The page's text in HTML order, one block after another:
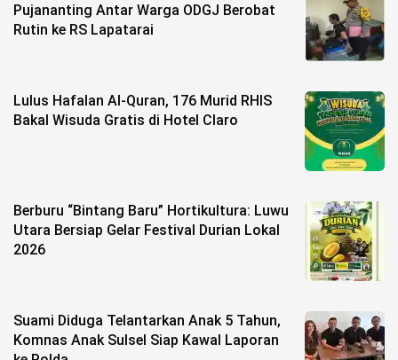
Pujananting Antar Warga ODGJ Berobat
Rutin ke RS Lapatarai
Lulus Hafalan Al-Quran, 176 Murid RHIS
Bakal Wisuda Gratis di Hotel Claro
Berburu “Bintang Baru” Hortikultura: Luwu
Utara Bersiap Gelar Festival Durian Lokal
2026
Suami Diduga Telantarkan Anak 5 Tahun,
Komnas Anak Sulsel Siap Kawal Laporan